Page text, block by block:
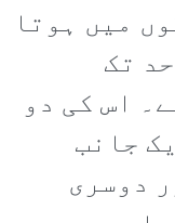
میں ہوتا
تک
اس کی دو
جانب
دوسری